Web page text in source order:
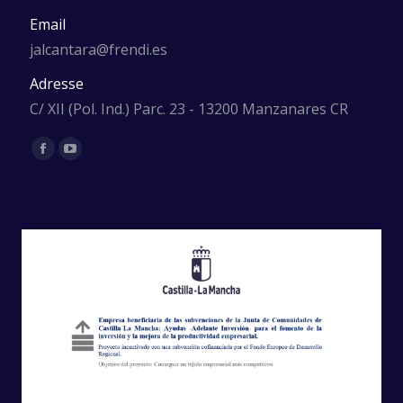
Email
jalcantara@frendi.es
Adresse
C/ XII (Pol. Ind.) Parc. 23 - 13200 Manzanares CR
Trouvez nous sur :
Facebook